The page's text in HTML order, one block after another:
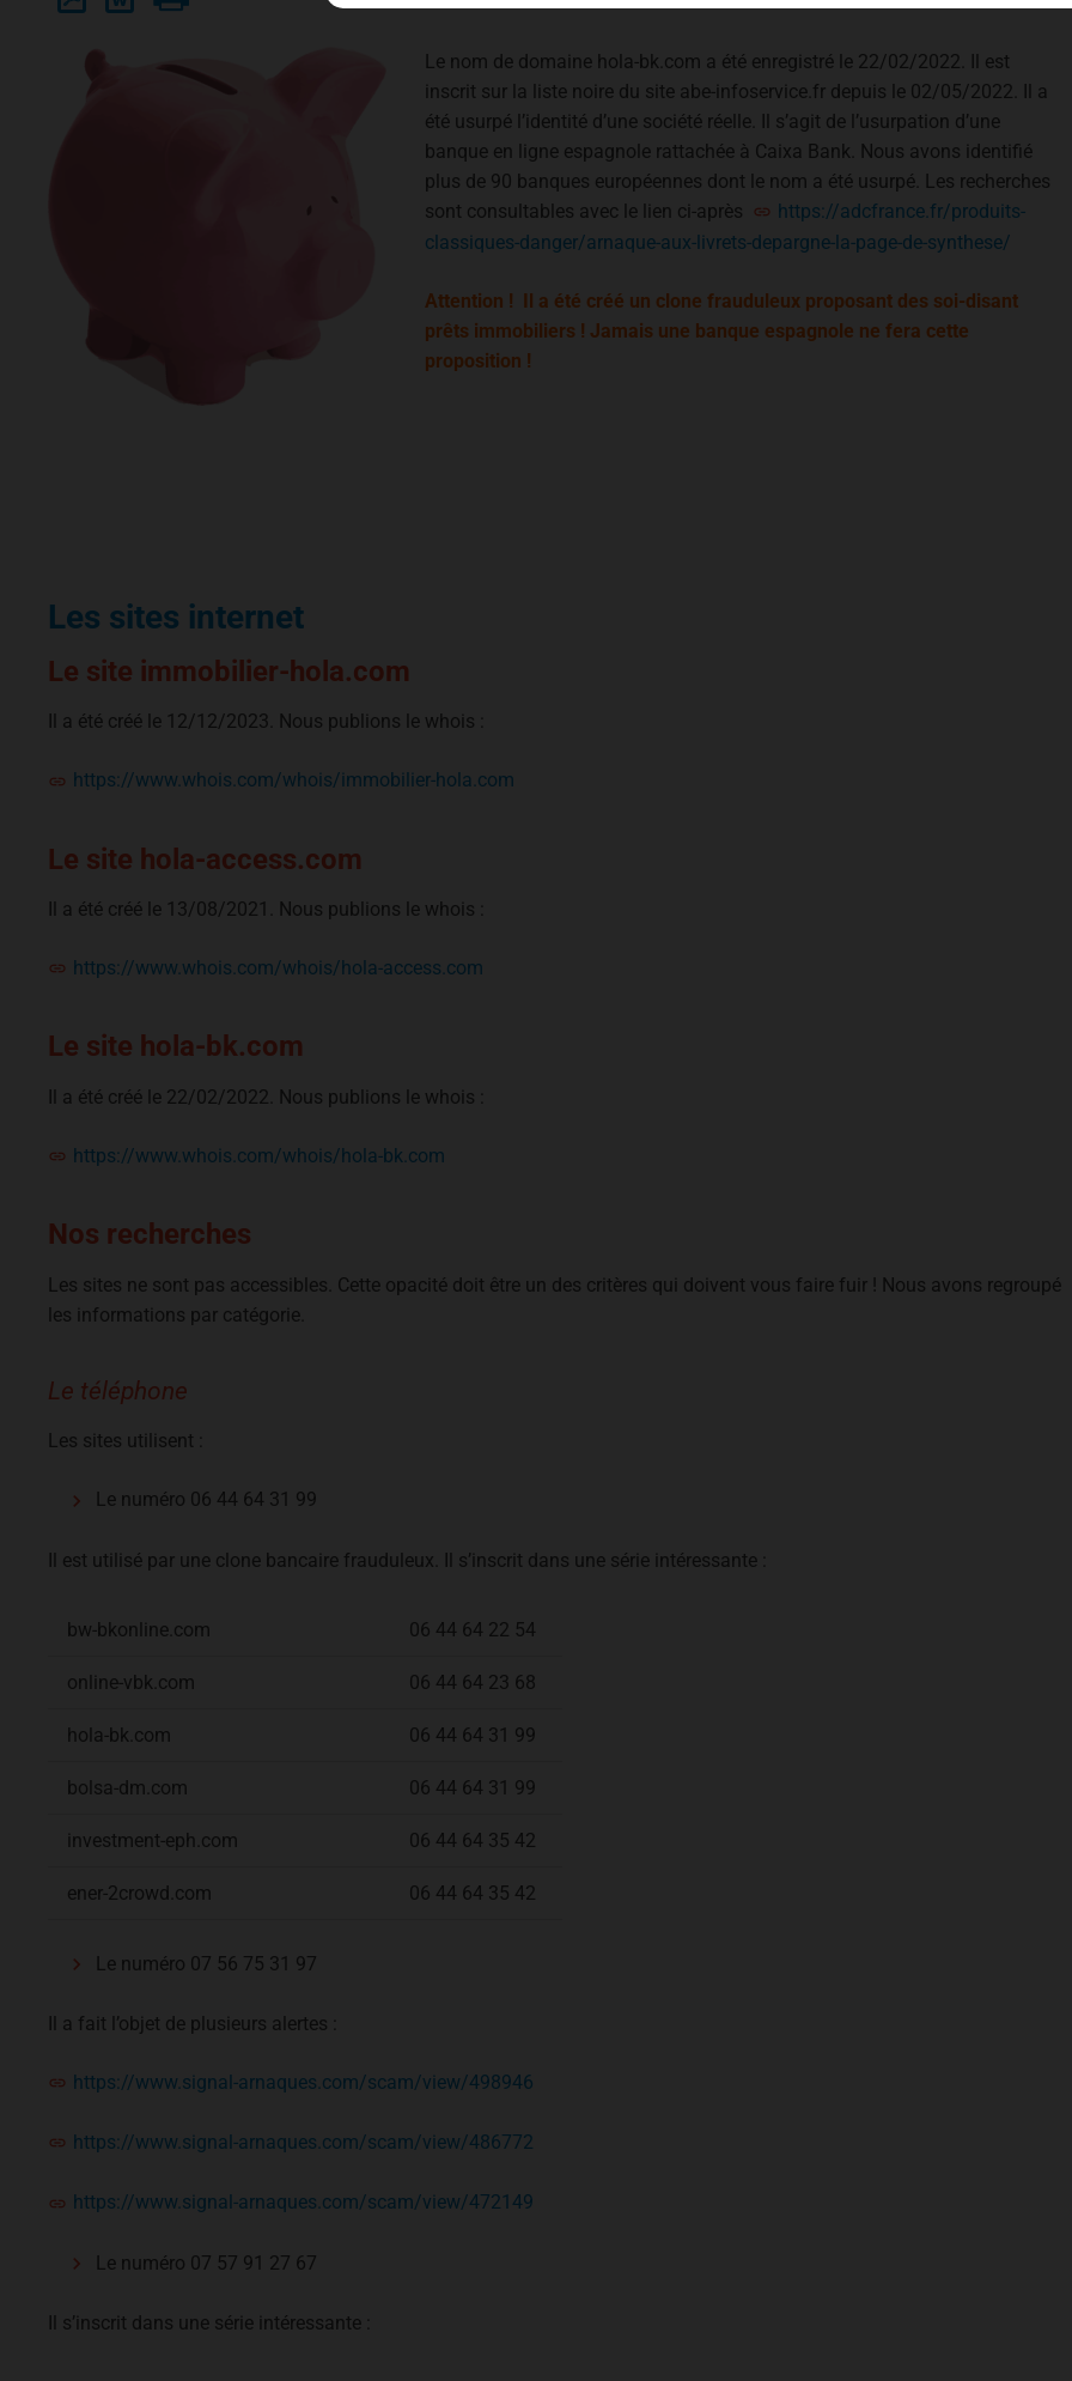
Le nom de domaine hola-bk.com a été enregistré le 22/02/2022. Il est
inscrit sur la liste noire du site abe-infoservice.fr depuis le 02/05/2022. Il a
été usurpé l’identité d’une société réelle. Il s’agit de l’usurpation d’une
banque en ligne espagnole rattachée à Caixa Bank. Nous avons identifié
plus de 90 banques européennes dont le nom a été usurpé. Les recherches
sont consultables avec le lien ci-après
https://adcfrance.fr/produits-
classiques-danger/arnaque-aux-livrets-depargne-la-page-de-synthese/
Attention ! Il a été créé un clone frauduleux proposant des soi-disant
prêts immobiliers ! Jamais une banque espagnole ne fera cette
proposition !
Les sites internet
Le site immobilier-hola.com
Il a été créé le 12/12/2023. Nous publions le whois :
https://www.whois.com/whois/immobilier-hola.com
Le site hola-access.com
Il a été créé le 13/08/2021. Nous publions le whois :
https://www.whois.com/whois/hola-access.com
Le site hola-bk.com
Il a été créé le 22/02/2022. Nous publions le whois :
https://www.whois.com/whois/hola-bk.com
Nos recherches
Les sites ne sont pas accessibles. Cette opacité doit être un des critères qui doivent vous faire fuir ! Nous avons regroupé
les informations par catégorie.
Le téléphone
Les sites utilisent :
Le numéro 06 44 64 31 99
Il est utilisé par une clone bancaire frauduleux. Il s’inscrit dans une série intéressante :
bw-bkonline.com 06 44 64 22 54
online-vbk.com 06 44 64 23 68
hola-bk.com 06 44 64 31 99
bolsa-dm.com 06 44 64 31 99
investment-eph.com 06 44 64 35 42
ener-2crowd.com 06 44 64 35 42
Le numéro 07 56 75 31 97
Il a fait l’objet de plusieurs alertes :
https://www.signal-arnaques.com/scam/view/498946
https://www.signal-arnaques.com/scam/view/486772
https://www.signal-arnaques.com/scam/view/472149
Le numéro 07 57 91 27 67
Il s’inscrit dans une série intéressante :